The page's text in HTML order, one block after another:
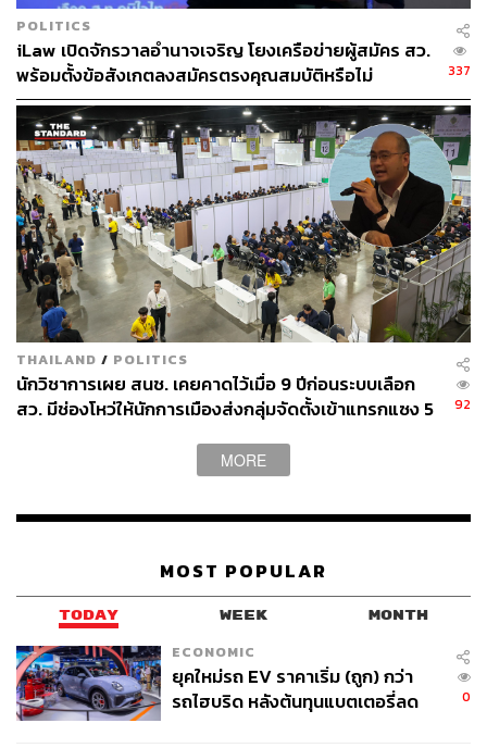
POLITICS
iLaw เปิดจักรวาลอำนาจเจริญ โยงเครือข่ายผู้สมัคร สว.
พร้อมตั้งข้อสังเกตลงสมัครตรงคุณสมบัติหรือไม่
337
THAILAND / POLITICS
นักวิชาการเผย สนช. เคยคาดไว้เมื่อ 9 ปีก่อนระบบเลือก
สว. มีช่องโหว่ให้นักการเมืองส่งกลุ่มจัดตั้งเข้าแทรกแซง 5
92
MORE
MOST POPULAR
TODAY WEEK MONTH
ECONOMIC
ยุคใหม่รถ EV ราคาเริ่ม (ถูก) กว่า
รถไฮบริด หลังต้นทุนแบตเตอรี่ลด
0